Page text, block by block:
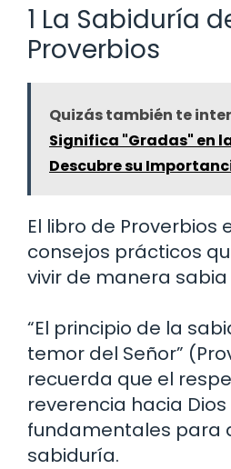
1 La Sabiduría
Proverbios
Quizás también te
Significa "Gradas" en
Descubre su
El libro de Proverbios
consejos prácticos
vivir de manera sabia
“El principio de la
temor del Señor”
recuerda que el
reverencia hacia Dios
fundamentales para
sabiduría.